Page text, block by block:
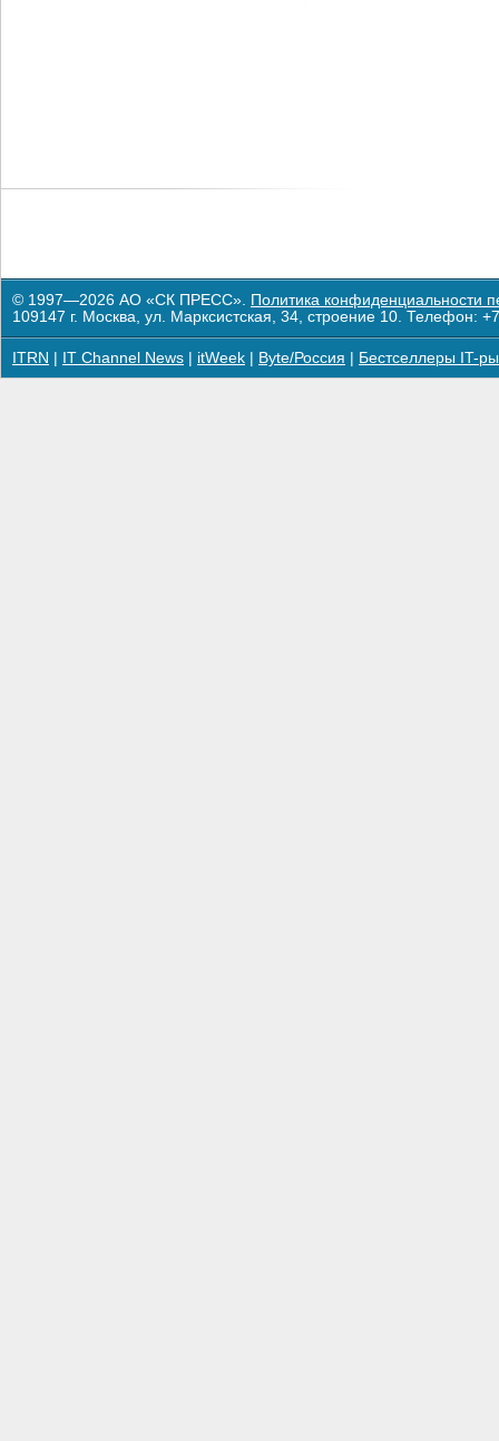
© 1997—2026 АО «СК ПРЕСС». Политика конфиденциальности
109147 г. Москва, ул. Марксистская, 34, строение 10. Телефон:
ITRN IT Channel News itWeek Byte/Россия Бестселлеры IT-